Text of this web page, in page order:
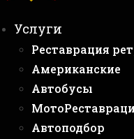
Услуги
Реставрация
Американские
Автобусы
Автоподбор